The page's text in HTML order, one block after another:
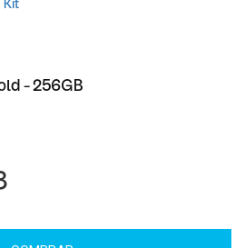
- 256GB